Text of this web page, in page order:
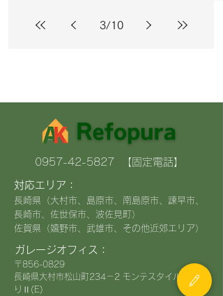
3/10
0957-42-5827 【固定電話】
対応エリア：
長崎県（大村市、島原市、南島原市、諫早市、
長崎市、佐世保市、波佐見町）
​佐賀県（嬉野市、武雄市、その他近郊エリア）
ガレージオフィス：
〒856-0829
長崎県大村市松山町234－2 モンテスタイル空港通
りⅡ(E)